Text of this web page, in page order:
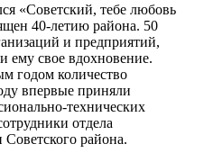
«Советский, тебе любовь
40-летию района. 50
и предприятий,
ему свое вдохновение.
годом количество
впервые приняли
технических
отдела
района.